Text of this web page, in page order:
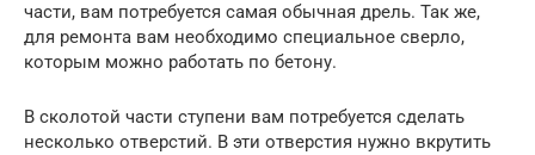
части, вам потребуется самая обычная дрель. Так же,
для ремонта вам необходимо специальное сверло,
которым можно работать по бетону.
В сколотой части ступени вам потребуется сделать
несколько отверстий. В эти отверстия нужно вкрутить